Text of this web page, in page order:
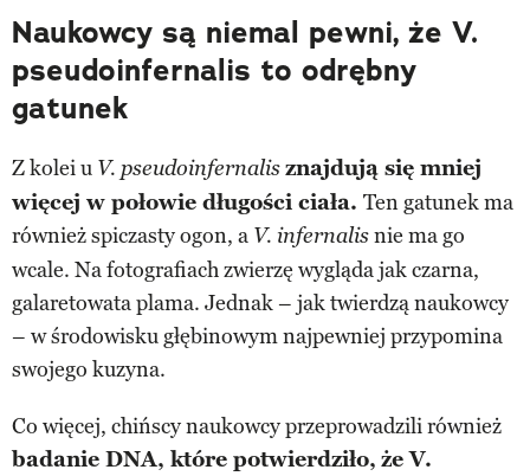
Naukowcy są niemal pewni, że V.
pseudoinfernalis to odrębny
gatunek
Z kolei u V. pseudoinfernalisznajdują się mniej
więcej w połowie długości ciała. Ten gatunek ma
również spiczasty ogon, a V. infernalisnie ma go
wcale. Na fotografiach zwierzę wygląda jak czarna,
galaretowata plama. Jednak – jak twierdzą naukowcy
– w środowisku głębinowym najpewniej przypomina
swojego kuzyna.
Co więcej, chińscy naukowcy przeprowadzili również
badanie DNA, które potwierdziło, że V.